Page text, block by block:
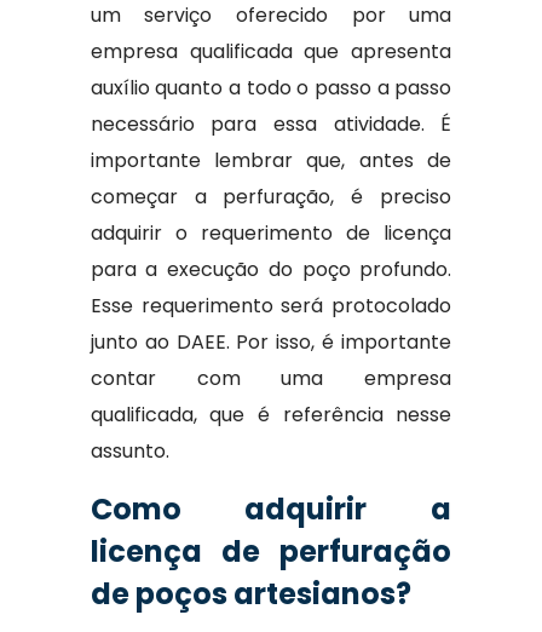
um serviço oferecido por uma
empresa qualificada que apresenta
auxílio quanto a todo o passo a passo
necessário para essa atividade. É
importante lembrar que, antes de
começar a perfuração, é preciso
adquirir o requerimento de licença
para a execução do poço profundo.
Esse requerimento será protocolado
junto ao DAEE. Por isso, é importante
contar com uma empresa
qualificada, que é referência nesse
assunto.
Como adquirir a
licença de perfuração
de poços artesianos?